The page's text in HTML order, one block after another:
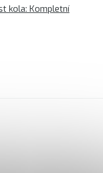
kola: Kompletní